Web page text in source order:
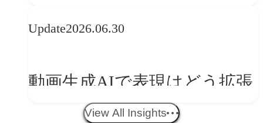
ークフロー設計と「ノイズと
Update2026.06.30
動画生成AIで表現はどう拡張
する？映像ディレクター橋本
View All Insights